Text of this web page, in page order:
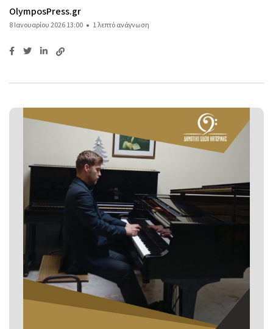
OlymposPress.gr
8 Ιανουαρίου 2026 13:00 1 λεπτό ανάγνωση